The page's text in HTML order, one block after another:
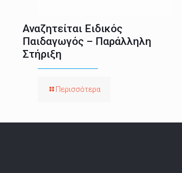
Αναζητείται Ειδικός
Παιδαγωγός – Παράλληλη
Στήριξη
Περισσότερα